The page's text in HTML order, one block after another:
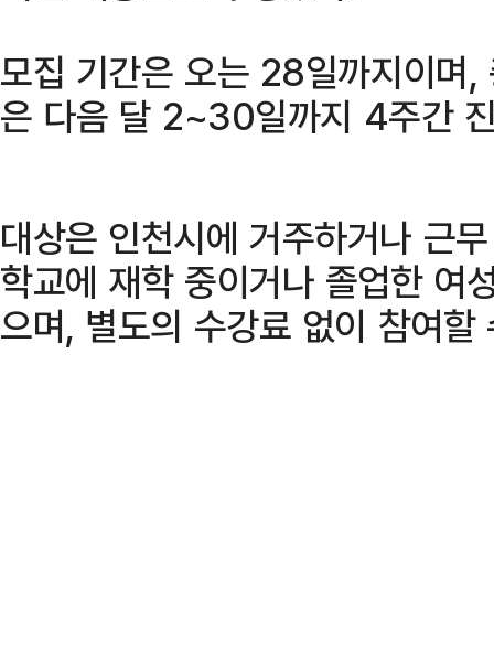
모집 기간은 오는 28일까지이며
은 다음 달 2~30일까지 4주간
대상은 인천시에 거주하거나 근
학교에 재학 중이거나 졸업한 여
으며, 별도의 수강료 없이 참여할